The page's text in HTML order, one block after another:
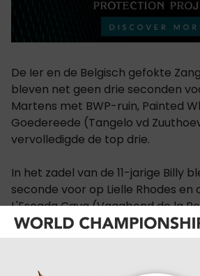
De Ier en de Belgisch gefokte
bleven net geen drie seconden
Martens met BWP-ruin, Painted
Goedereede (Tangelo vd
vervolledigde de top drie.
In het zadel van de 11-jarige Billy
seconde voor op Lielle Rhodes en
L'Escada Cava (Vagabond de la
springfout vervolledigde Beau
top vijf in het zadel van de 10-